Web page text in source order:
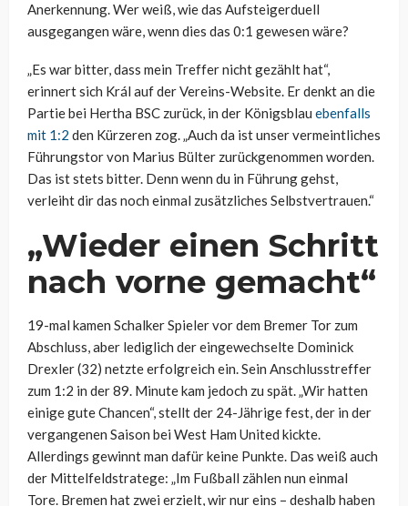
Anerkennung. Wer weiß, wie das Aufsteigerduell
ausgegangen wäre, wenn dies das 0:1 gewesen wäre?
„Es war bitter, dass mein Treffer nicht gezählt hat“,
erinnert sich Král auf der Vereins-Website. Er denkt an die
Partie bei Hertha BSC zurück, in der Königsblau ebenfalls
mit 1:2 den Kürzeren zog. „Auch da ist unser vermeintliches
Führungstor von Marius Bülter zurückgenommen worden.
Das ist stets bitter. Denn wenn du in Führung gehst,
verleiht dir das noch einmal zusätzliches Selbstvertrauen.“
„Wieder einen Schritt
nach vorne gemacht“
19-mal kamen Schalker Spieler vor dem Bremer Tor zum
Abschluss, aber lediglich der eingewechselte Dominick
Drexler (32) netzte erfolgreich ein. Sein Anschlusstreffer
zum 1:2 in der 89. Minute kam jedoch zu spät. „Wir hatten
einige gute Chancen“, stellt der 24-Jährige fest, der in der
vergangenen Saison bei West Ham United kickte.
Allerdings gewinnt man dafür keine Punkte. Das weiß auch
der Mittelfeldstratege: „Im Fußball zählen nun einmal
Tore. Bremen hat zwei erzielt, wir nur eins – deshalb haben